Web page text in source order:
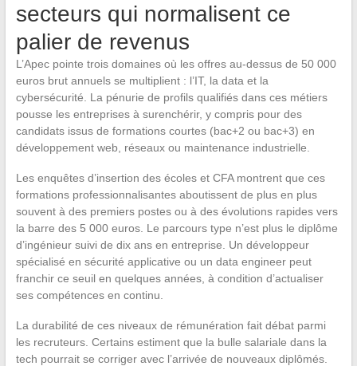
secteurs qui normalisent ce
palier de revenus
L’Apec pointe trois domaines où les offres au-dessus de 50 000
euros brut annuels se multiplient : l’IT, la data et la
cybersécurité. La pénurie de profils qualifiés dans ces métiers
pousse les entreprises à surenchérir, y compris pour des
candidats issus de formations courtes (bac+2 ou bac+3) en
développement web, réseaux ou maintenance industrielle.
Les enquêtes d’insertion des écoles et CFA montrent que ces
formations professionnalisantes aboutissent de plus en plus
souvent à des premiers postes ou à des évolutions rapides vers
la barre des 5 000 euros. Le parcours type n’est plus le diplôme
d’ingénieur suivi de dix ans en entreprise. Un développeur
spécialisé en sécurité applicative ou un data engineer peut
franchir ce seuil en quelques années, à condition d’actualiser
ses compétences en continu.
La durabilité de ces niveaux de rémunération fait débat parmi
les recruteurs. Certains estiment que la bulle salariale dans la
tech pourrait se corriger avec l’arrivée de nouveaux diplômés.